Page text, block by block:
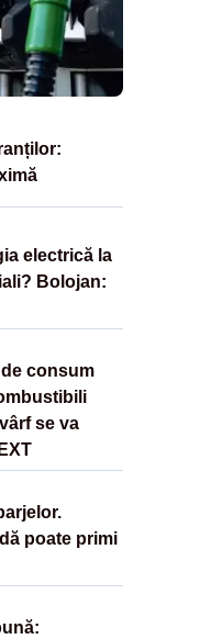
electrică la
Bolojan:
consum
se va
poate primi